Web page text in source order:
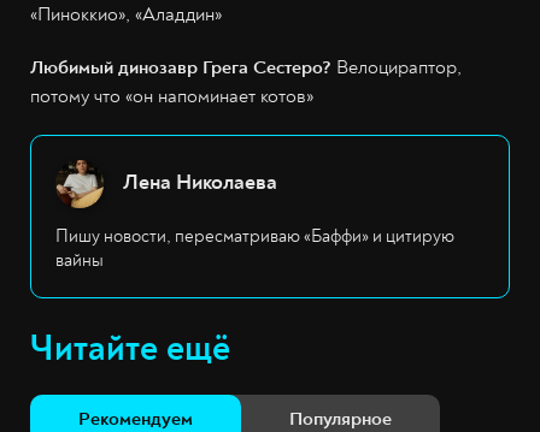
«Пиноккио», «Аладдин»
Любимый динозавр Грега Сестеро? Велоцираптор,
потому что «он напоминает котов»
Лена Николаева
Пишу новости, пересматриваю «Баффи» и цитирую
вайны
Читайте ещё
Рекомендуем Популярное